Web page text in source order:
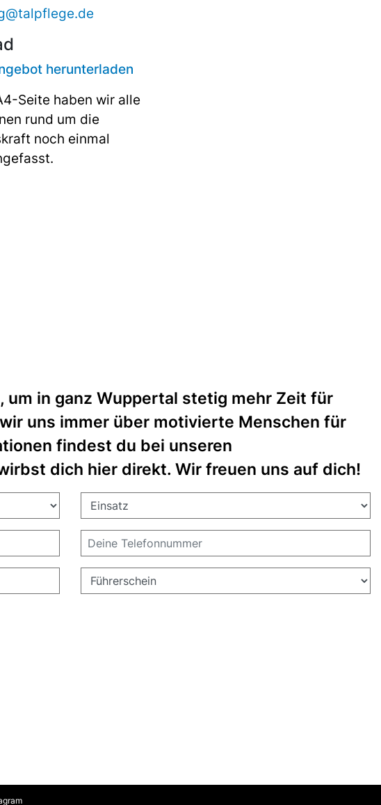
herunterladen
Seite haben wir alle
rund um die
noch einmal
um in ganz Wuppertal stetig mehr Zeit für
uns immer über motivierte Menschen für
findest du bei unseren
dich hier direkt. Wir freuen uns auf dich!